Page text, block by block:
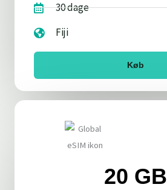
30 dage
Fiji
Køb
20 GB